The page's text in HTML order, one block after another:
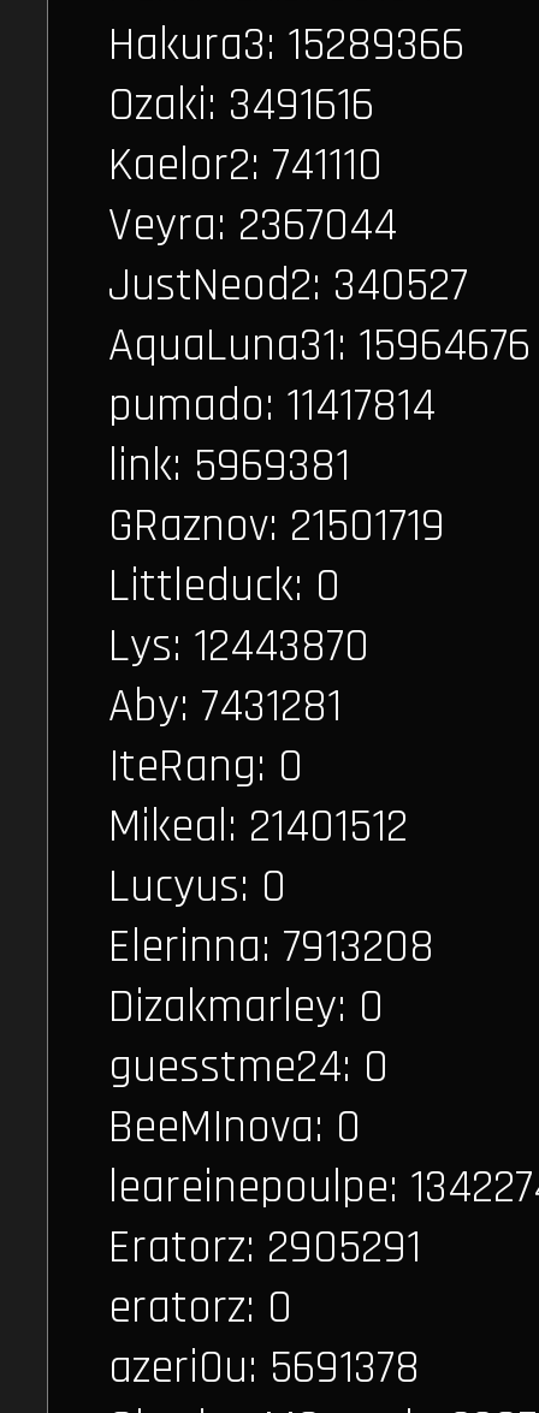
Hakura3: 15289366
Ozaki: 3491616
Kaelor2: 741110
Veyra: 2367044
JustNeod2: 340527
AquaLuna31: 15964676
pumado: 11417814
link: 5969381
GRaznov: 21501719
Littleduck: 0
Lys: 12443870
Aby: 7431281
IteRang: 0
Mikeal: 21401512
Lucyus: 0
Elerinna: 7913208
Dizakmarley: 0
guesstme24: 0
BeeMInova: 0
leareinepoulpe:
Eratorz: 2905291
eratorz: 0
azeri0u: 5691378